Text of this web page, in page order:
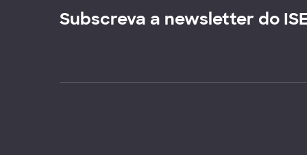
Subscreva a newsletter do